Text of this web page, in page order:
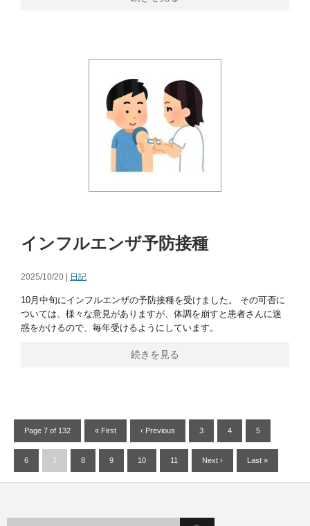
インフルエンザ予防接種
2025/10/20 | 日記
10月中旬にインフルエンザの予防接種を受けました。 その可否に
ついては、様々な意見がありますが、体調を崩すと患者さんに迷
惑をかけるので、毎年受けるようにしています。
続きを見る
Page 7 of 132 « First ‹ Previous 3 4 5
6 7 8 9 10 11 Next › Last »